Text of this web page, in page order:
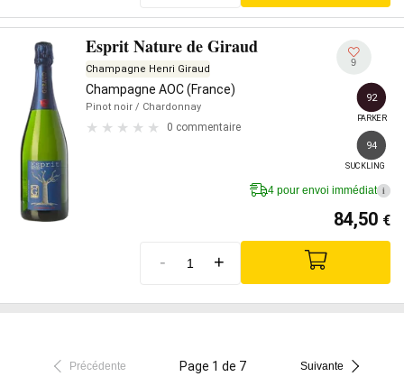
Esprit Nature de Giraud
Champagne Henri Giraud
Champagne AOC (France)
Pinot noir / Chardonnay
0 commentaire
9
92
PARKER
94
SUCKLING
4 pour envoi immédiat i
84,50 €
- +
Précédente Page 1 de 7 Suivante